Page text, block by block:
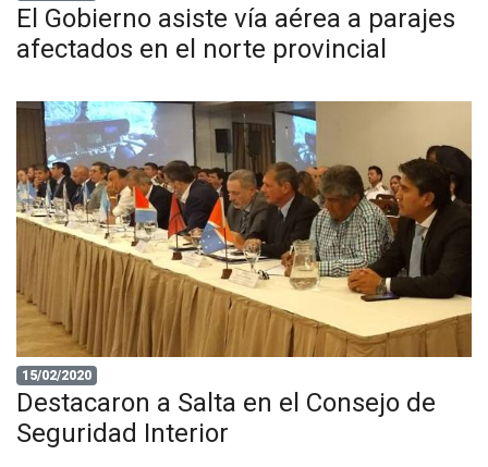
El Gobierno asiste vía aérea a parajes
afectados en el norte provincial
15/02/2020
Destacaron a Salta en el Consejo de
Seguridad Interior